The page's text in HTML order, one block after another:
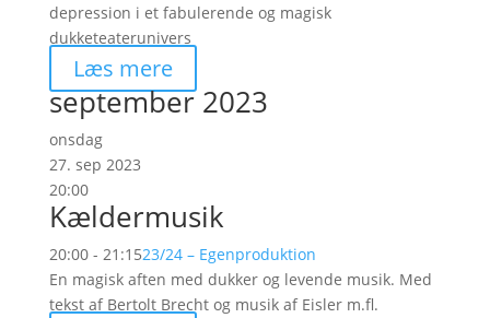
depression i et fabulerende og magisk
dukketeaterunivers
Læs mere
september 2023
onsdag
27. sep 2023
20:00
Kældermusik
20:00 - 21:1523/24 – Egenproduktion
En magisk aften med dukker og levende musik. Med
tekst af Bertolt Brecht og musik af Eisler m.fl.